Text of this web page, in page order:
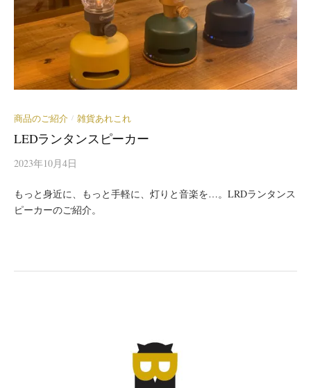
商品のご紹介 / 雑貨あれこれ
LEDランタンスピーカー
2023年10月4日
もっと身近に、もっと手軽に、灯りと音楽を…。LRDランタンス
ピーカーのご紹介。